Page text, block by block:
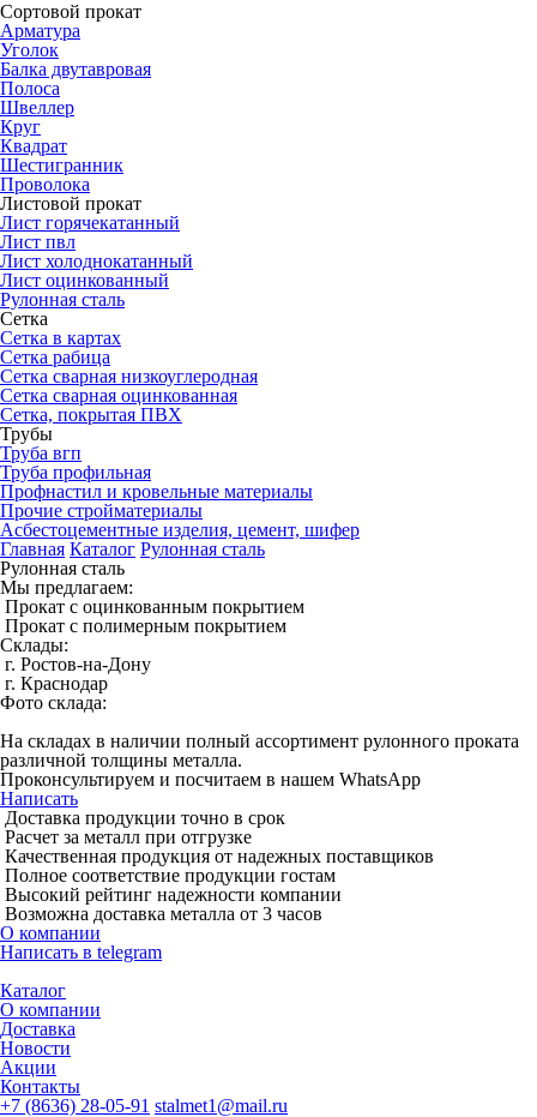
Сортовой прокат
Арматура
Уголок
Балка двутавровая
Полоса
Швеллер
Круг
Квадрат
Шестигранник
Проволока
Листовой прокат
Лист горячекатанный
Лист пвл
Лист холоднокатанный
Лист оцинкованный
Рулонная сталь
Сетка
Сетка в картах
Сетка рабица
Сетка сварная низкоуглеродная
Сетка сварная оцинкованная
Сетка, покрытая ПВХ
Трубы
Труба вгп
Труба профильная
Профнастил и кровельные материалы
Прочие стройматериалы
Асбестоцементные изделия, цемент, шифер
Главная Каталог Рулонная сталь
Рулонная сталь
Мы предлагаем:
Прокат с оцинкованным покрытием
Прокат с полимерным покрытием
Склады:
г. Ростов-на-Дону
г. Краснодар
Фото склада:
На складах в наличии полный ассортимент рулонного проката
различной толщины металла.
Проконсультируем и посчитаем в нашем WhatsApp
Написать
Доставка продукции точно в срок
Расчет за металл при отгрузке
Качественная продукция от надежных поставщиков
Полное соответствие продукции гостам
Высокий рейтинг надежности компании
Возможна доставка металла от 3 часов
О компании
Написать в telegram
Каталог
О компании
Доставка
Новости
Акции
Контакты
+7 (8636) 28-05-91 stalmet1@mail.ru